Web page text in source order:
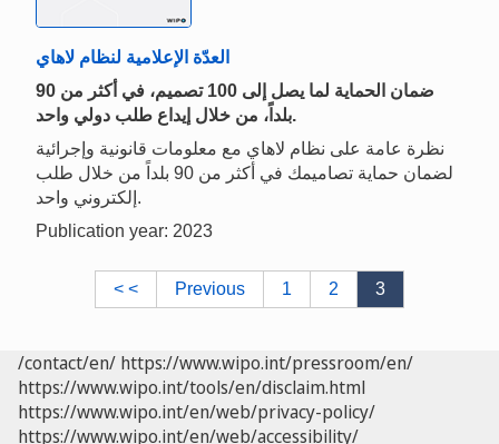
العدّة الإعلامية لنظام لاهاي
ضمان الحماية لما يصل إلى 100 تصميم، في أكثر من 90
بلداً، من خلال إيداع طلب دولي واحد.
نظرة عامة على نظام لاهاي مع معلومات قانونية وإجرائية
لضمان حماية تصاميمك في أكثر من 90 بلداً من خلال طلب
إلكتروني واحد.
Publication year: 2023
< < Previous 1 2 3
/contact/en/ https://www.wipo.int/pressroom/en/
https://www.wipo.int/tools/en/disclaim.html
https://www.wipo.int/en/web/privacy-policy/
https://www.wipo.int/en/web/accessibility/